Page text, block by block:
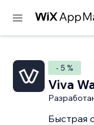
- 5 %
Viva
Быстрая